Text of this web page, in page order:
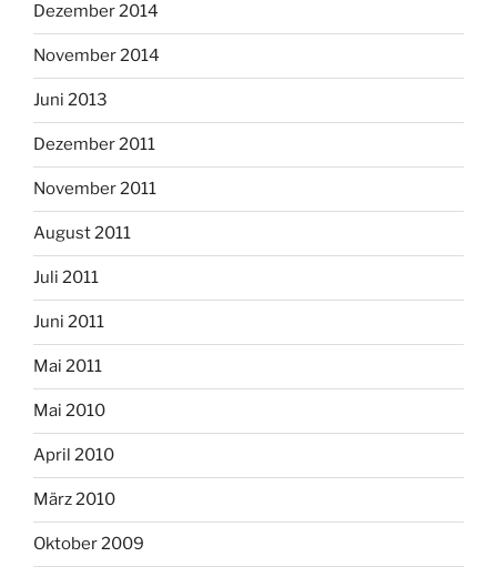
Dezember 2014
November 2014
Juni 2013
Dezember 2011
November 2011
August 2011
Juli 2011
Juni 2011
Mai 2011
Mai 2010
April 2010
März 2010
Oktober 2009